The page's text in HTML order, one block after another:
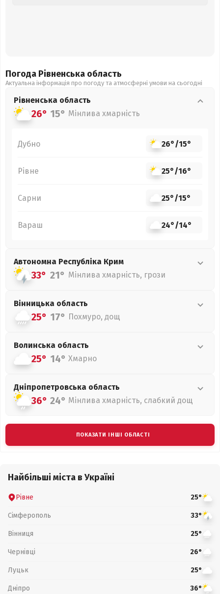
Погода Рівненська область
Актуальна інформація про погоду та атмосферні умови на сьогодні
Рівненська область
26° 15° Мінлива хмарність
Дубно 26°/15°
Рівне 25°/16°
Сарни 25°/15°
Вараш 24°/14°
Автономна Республіка Крим
33° 21° Мінлива хмарність, грози
Вінницька область
25° 17° Похмуро, дощ
Волинська область
25° 14° Хмарно
Дніпропетровська область
36° 24° Мінлива хмарність, слабкий дощ
ПОКАЗАТИ ІНШІ ОБЛАСТІ
Найбільші міста в Україні
Рівне 25°
Сімферополь 33°
Вінниця 25°
Чернівці 26°
Луцьк 25°
Дніпро 36°